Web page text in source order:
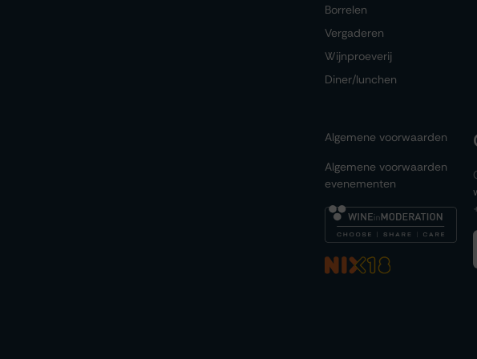
Borrelen
Vergaderen
Wijnproeverij
Diner/lunchen
Algemene voorwaarden
Algemene voorwaarden
evenementen